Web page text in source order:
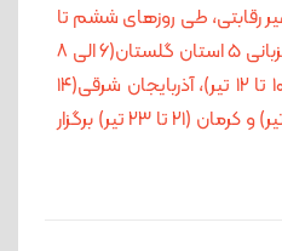
رقابتی، طی روزهای ششم تا
بیست و سوم تیر ماه به میزبانی ۵ استان گلستان(۶ الی ۸
تیر)، چهارمحال و بختیاری(۱۰ تا ۱۲ تیر)، آذربایجان شرقی(۱۴
تا ۱۶ تیر)، کرمانشاه(۱۷ تا ۱۹ تیر) و کرمان (۲۱ تا ۲۳ تیر) برگزار